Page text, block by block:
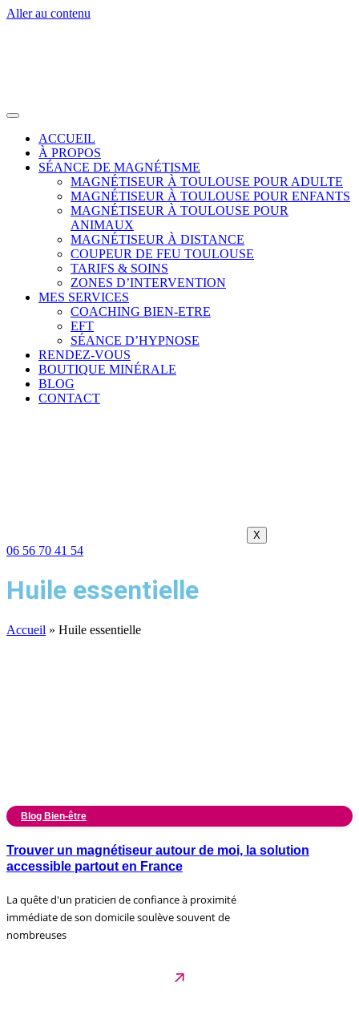
Aller au contenu
ACCUEIL
À PROPOS
SÉANCE DE MAGNÉTISME
MAGNÉTISEUR À TOULOUSE POUR ADULTE
MAGNÉTISEUR À TOULOUSE POUR ENFANTS
MAGNÉTISEUR À TOULOUSE POUR
ANIMAUX
MAGNÉTISEUR À DISTANCE
COUPEUR DE FEU TOULOUSE
TARIFS & SOINS
ZONES D’INTERVENTION
MES SERVICES
COACHING BIEN-ETRE
EFT
SÉANCE D’HYPNOSE
RENDEZ-VOUS
BOUTIQUE MINÉRALE
BLOG
CONTACT
X
06 56 70 41 54
Huile essentielle
Accueil » Huile essentielle
Blog Bien-être
Trouver un magnétiseur autour de moi, la solution
accessible partout en France
La quête d'un praticien de confiance à proximité
immédiate de son domicile soulève souvent de
nombreuses